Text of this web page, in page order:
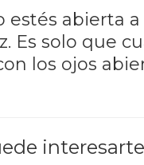
estés abierta
Es solo que
los ojos
interesarte